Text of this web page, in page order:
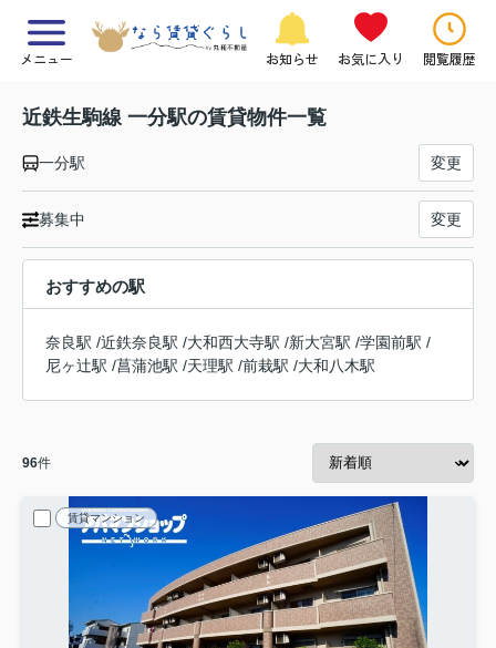
メニュー お知らせ お気に入り 閲覧履歴
近鉄生駒線 一分駅の賃貸物件一覧
一分駅 変更
募集中 変更
おすすめの駅
奈良駅 /近鉄奈良駅 /大和西大寺駅 /新大宮駅 /学園前駅 /
尼ヶ辻駅 /菖蒲池駅 /天理駅 /前栽駅 /大和八木駅
96件
賃貸マンション